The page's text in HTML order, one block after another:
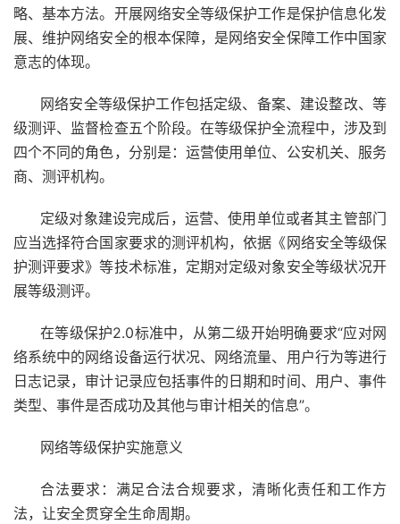
略、基本方法。开展网络安全等级保护工作是保护信息化发
展、维护网络安全的根本保障，是网络安全保障工作中国家
意志的体现。
网络安全等级保护工作包括定级、备案、建设整改、等
级测评、监督检查五个阶段。在等级保护全流程中，涉及到
四个不同的角色，分别是：运营使用单位、公安机关、服务
商、测评机构。
定级对象建设完成后，运营、使用单位或者其主管部门
应当选择符合国家要求的测评机构，依据《网络安全等级保
护测评要求》等技术标准，定期对定级对象安全等级状况开
展等级测评。
在等级保护2.0标准中，从第二级开始明确要求“应对网
络系统中的网络设备运行状况、网络流量、用户行为等进行
日志记录，审计记录应包括事件的日期和时间、用户、事件
类型、事件是否成功及其他与审计相关的信息”。
网络等级保护实施意义
合法要求：满足合法合规要求，清晰化责任和工作方
法，让安全贯穿全生命周期。